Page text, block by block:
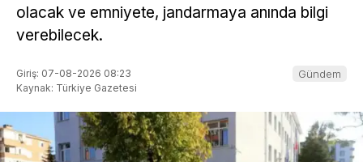
olacak ve emniyete, jandarmaya anında bilgi
verebilecek.
Giriş: 07-08-2026 08:23
Kaynak: Türkiye Gazetesi
Gündem